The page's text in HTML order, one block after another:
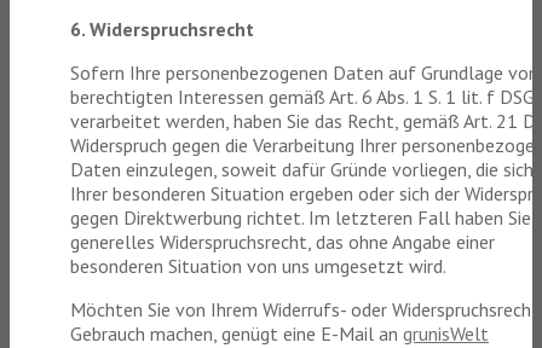
6. Widerspruchsrecht
Sofern Ihre personenbezogenen Daten auf Grundlage von
berechtigten Interessen gemäß Art. 6 Abs. 1 S. 1 lit. f
verarbeitet werden, haben Sie das Recht, gemäß Art. 21
Widerspruch gegen die Verarbeitung Ihrer
Daten einzulegen, soweit dafür Gründe vorliegen, die sich
Ihrer besonderen Situation ergeben oder sich der
gegen Direktwerbung richtet. Im letzteren Fall haben Sie
generelles Widerspruchsrecht, das ohne Angabe einer
besonderen Situation von uns umgesetzt wird.
Möchten Sie von Ihrem Widerrufs- oder Widerspruchsrecht
Gebrauch machen, genügt eine E-Mail an grunisWelt